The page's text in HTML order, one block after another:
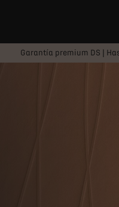
Garantía premium DS |